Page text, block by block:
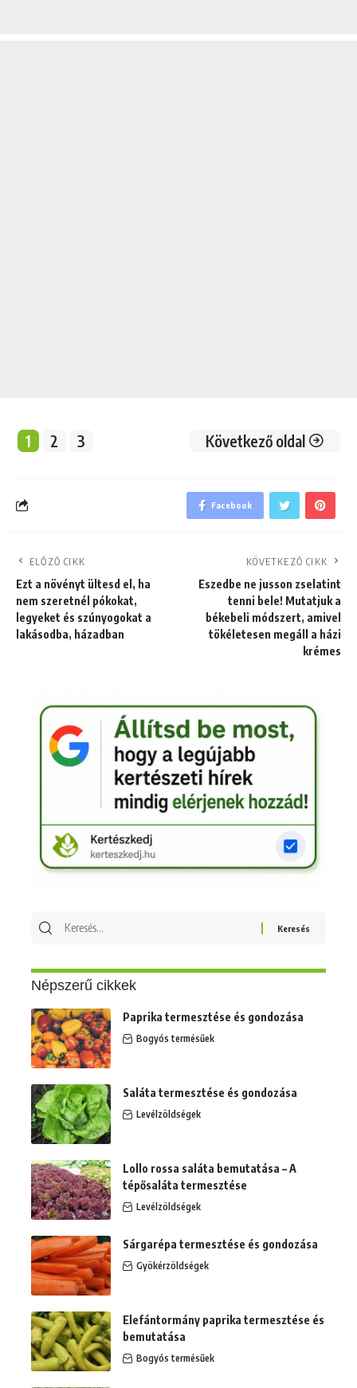
1 2 3 Következő oldal
Facebook
ELŐZŐ CIKK
Ezt a növényt ültesd el, ha
nem szeretnél pókokat,
legyeket és szúnyogokat a
lakásodba, házadban
KÖVETKEZŐ CIKK
Eszedbe ne jusson zselatint
tenni bele! Mutatjuk a
békebeli módszert, amivel
tökéletesen megáll a házi
krémes
Keresés
Népszerű cikkek
Paprika termesztése és gondozása
Bogyós termésűek
Saláta termesztése és gondozása
Levélzöldségek
Lollo rossa saláta bemutatása – A
tépősaláta termesztése
Levélzöldségek
Sárgarépa termesztése és gondozása
Gyökérzöldségek
Elefántormány paprika termesztése és
bemutatása
Bogyós termésűek